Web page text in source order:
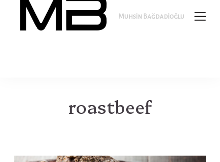
Muhsin Bağdadioğlu
roastbeef